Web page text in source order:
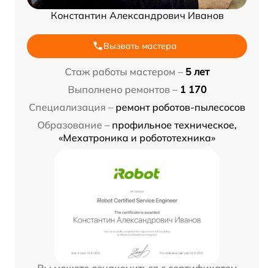
Константин Александрович Иванов
Вызвать мастера
Стаж работы мастером – 5 лет
Выполнено ремонтов – 1 170
Специализация – ремонт роботов-пылесосов
Образование – профильное техническое,
«Мехатроника и робототехника»